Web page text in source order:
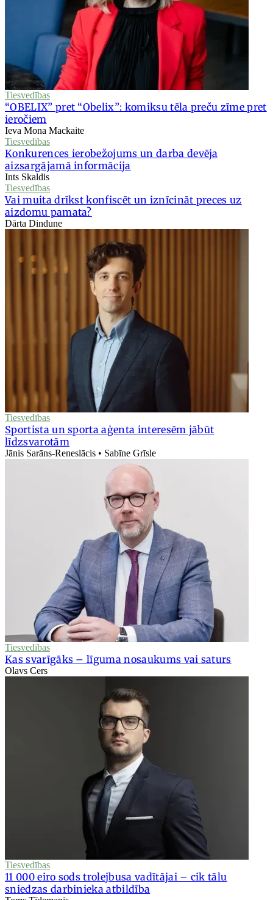
Tiesvedības
“OBELIX” pret “Obelix”: komiksu tēla preču zīme pret
ieročiem
Ieva Mona Mackaite
Tiesvedības
Konkurences ierobežojums un darba devēja
aizsargājamā informācija
Ints Skaldis
Tiesvedības
Vai muita drīkst konfiscēt un iznīcināt preces uz
aizdomu pamata?
Dārta Dindune
Tiesvedības
Sportista un sporta aģenta interesēm jābūt
līdzsvarotām
Jānis Sarāns-Reneslācis • Sabīne Grīsle
Tiesvedības
Kas svarīgāks – līguma nosaukums vai saturs
Olavs Cers
Tiesvedības
11 000 eiro sods trolejbusa vadītājai – cik tālu
sniedzas darbinieka atbildība